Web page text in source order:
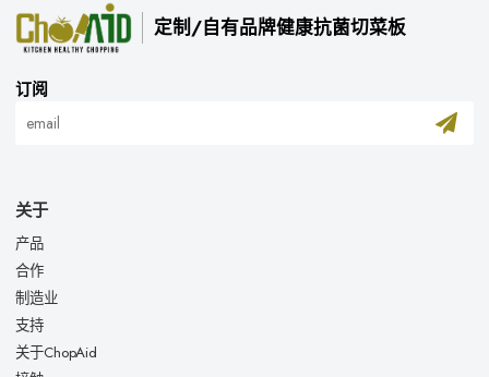
定制/自有品牌健康抗菌切菜板
订阅
关于
产品
合作
制造业
支持
关于ChopAid